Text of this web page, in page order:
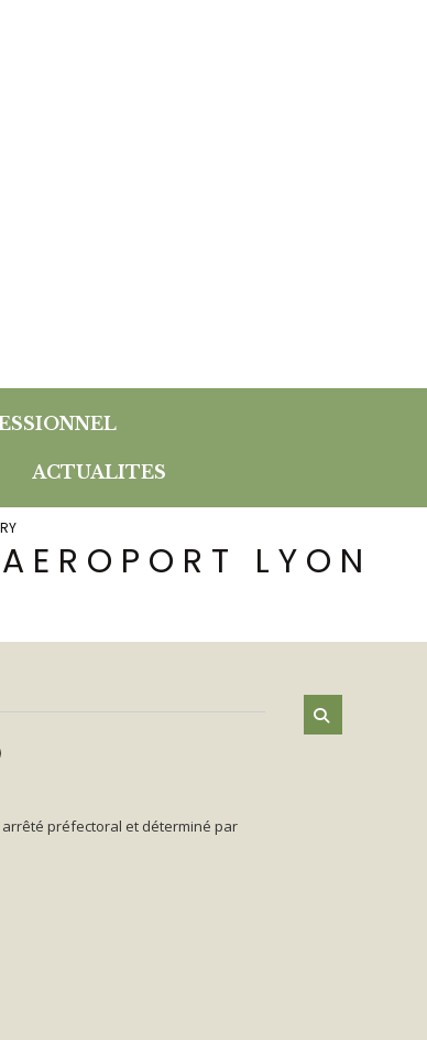
ACTUALITES
LYON
préfectoral et déterminé par